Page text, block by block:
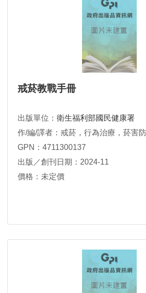
戒菸教戰手冊
出版單位： 衛生福利部國民健康署
作/編/譯者：戒菸，行為治療，菸害
GPN：4711300137
出版／創刊日期：2024-11
價格：未定價